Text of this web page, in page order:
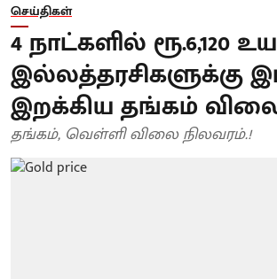
செய்திகள்
4 நாட்களில் ரூ.6,120
இல்லத்தரசிகளுக்கு
இறக்கிய தங்கம்
தங்கம், வெள்ளி விலை நிலவரம்.!